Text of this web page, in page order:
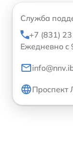
Служба
+7 (831)
Ежедневно с
Проспект